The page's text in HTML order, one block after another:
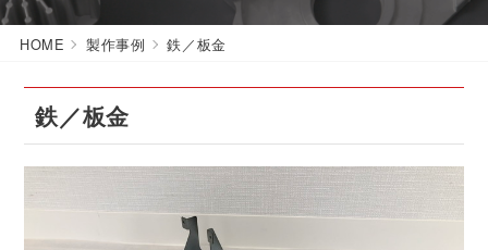
HOME 製作事例 鉄／板金
鉄／板金